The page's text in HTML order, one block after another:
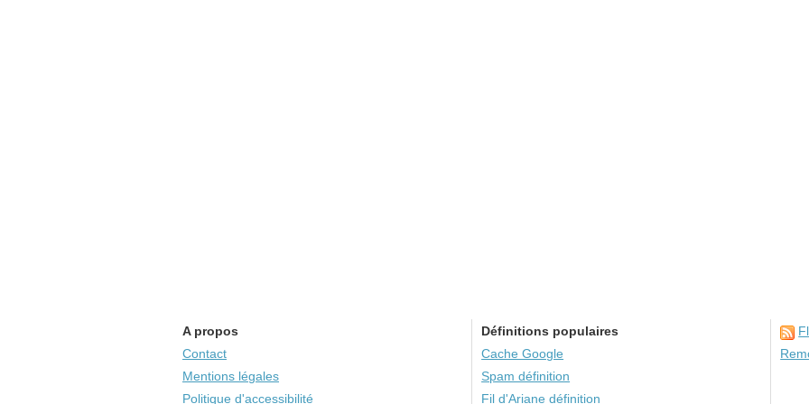
A propos
Contact
Mentions légales
Politique d'accessibilité
Définitions populaires
Cache Google
Spam définition
Fil d'Ariane définition